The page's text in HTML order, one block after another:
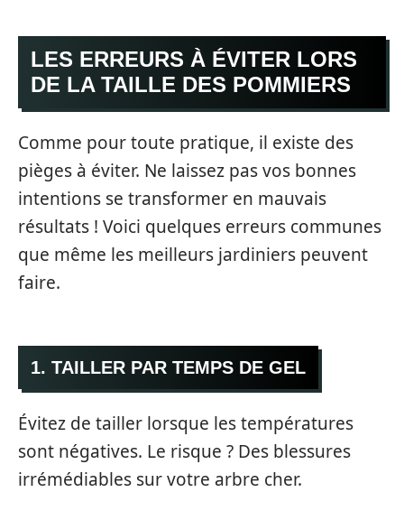
LES ERREURS À ÉVITER LORS
DE LA TAILLE DES POMMIERS
Comme pour toute pratique, il existe des
pièges à éviter. Ne laissez pas vos bonnes
intentions se transformer en mauvais
résultats ! Voici quelques erreurs communes
que même les meilleurs jardiniers peuvent
faire.
1. TAILLER PAR TEMPS DE GEL
Évitez de tailler lorsque les températures
sont négatives. Le risque ? Des blessures
irrémédiables sur votre arbre cher.